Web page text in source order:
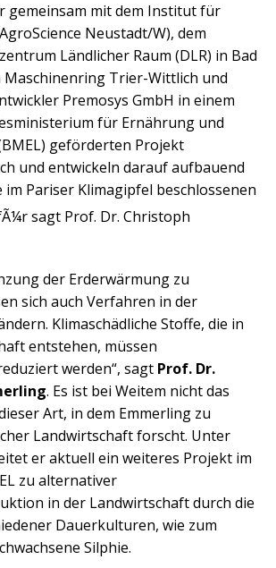
gemeinsam mit dem Institut für
Neustadt/W), dem
Ländlicher Raum (DLR) in Bad
Maschinenring Trier-Wittlich und
Premosys GmbH in einem
für Ernährung und
geförderten Projekt
und entwickeln darauf aufbauend
im Pariser Klimagipfel beschlossenen
der Erderwärmung zu
sich auch Verfahren in der
Klimaschädliche Stoffe, die in
entstehen, müssen
werden“, sagt Prof. Dr.
. Es ist bei Weitem nicht das
Art, in dem Emmerling zu
Landwirtschaft forscht. Unter
er aktuell ein weiteres Projekt im
zu alternativer
in der Landwirtschaft durch die
Dauerkulturen, wie zum
Silphie.